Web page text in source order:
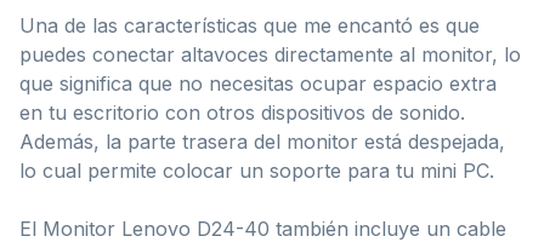
Una de las características que me encantó es que
puedes conectar altavoces directamente al monitor, lo
que significa que no necesitas ocupar espacio extra
en tu escritorio con otros dispositivos de sonido.
Además, la parte trasera del monitor está despejada,
lo cual permite colocar un soporte para tu mini PC.
El Monitor Lenovo D24-40 también incluye un cable